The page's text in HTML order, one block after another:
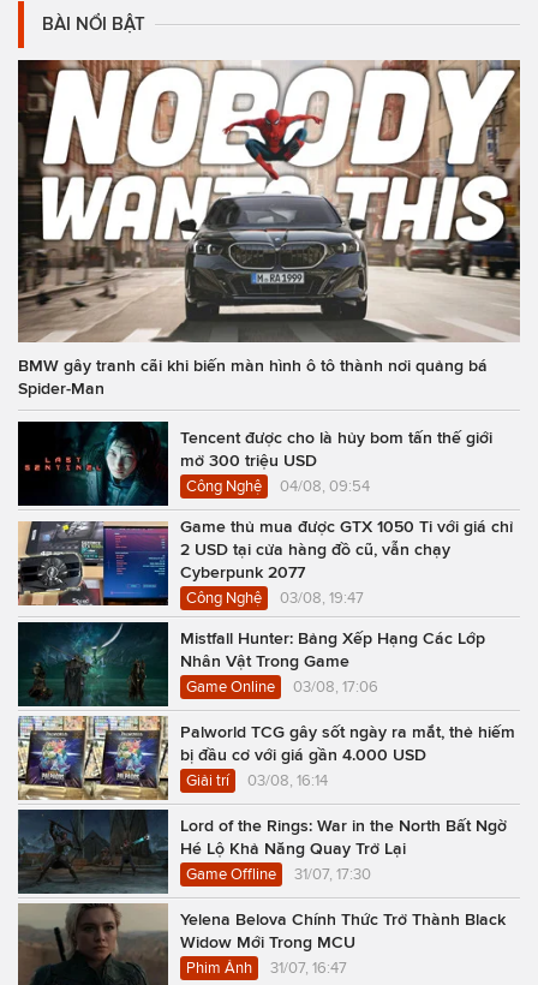
BÀI NỔI BẬT
BMW gây tranh cãi khi biến màn hình ô tô thành nơi quảng bá
Spider-Man
Tencent được cho là hủy bom tấn thế giới
mở 300 triệu USD
Công Nghệ 04/08, 09:54
Game thủ mua được GTX 1050 Ti với giá chỉ
2 USD tại cửa hàng đồ cũ, vẫn chạy
Cyberpunk 2077
Công Nghệ 03/08, 19:47
Mistfall Hunter: Bảng Xếp Hạng Các Lớp
Nhân Vật Trong Game
Game Online 03/08, 17:06
Palworld TCG gây sốt ngày ra mắt, thẻ hiếm
bị đầu cơ với giá gần 4.000 USD
Giải trí 03/08, 16:14
Lord of the Rings: War in the North Bất Ngờ
Hé Lộ Khả Năng Quay Trở Lại
Game Offline 31/07, 17:30
Yelena Belova Chính Thức Trở Thành Black
Widow Mới Trong MCU
Phim Ảnh 31/07, 16:47